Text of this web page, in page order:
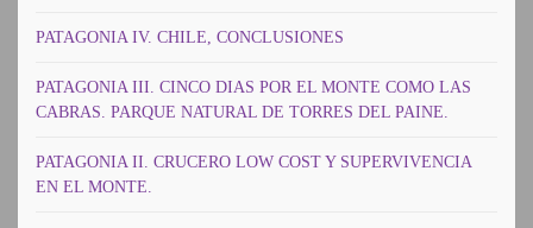
PATAGONIA IV. CHILE, CONCLUSIONES
PATAGONIA III. CINCO DIAS POR EL MONTE COMO LAS
CABRAS. PARQUE NATURAL DE TORRES DEL PAINE.
PATAGONIA II. CRUCERO LOW COST Y SUPERVIVENCIA
EN EL MONTE.